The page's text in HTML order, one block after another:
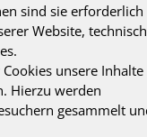
sind sie erforderlich
Website, technisch
unsere Inhalte
Hierzu werden
gesammelt